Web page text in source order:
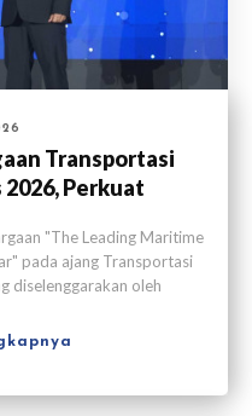
Transportasi
Perkuat
Maritim
"The Leading Maritime
pada ajang Transportasi
diselenggarakan oleh